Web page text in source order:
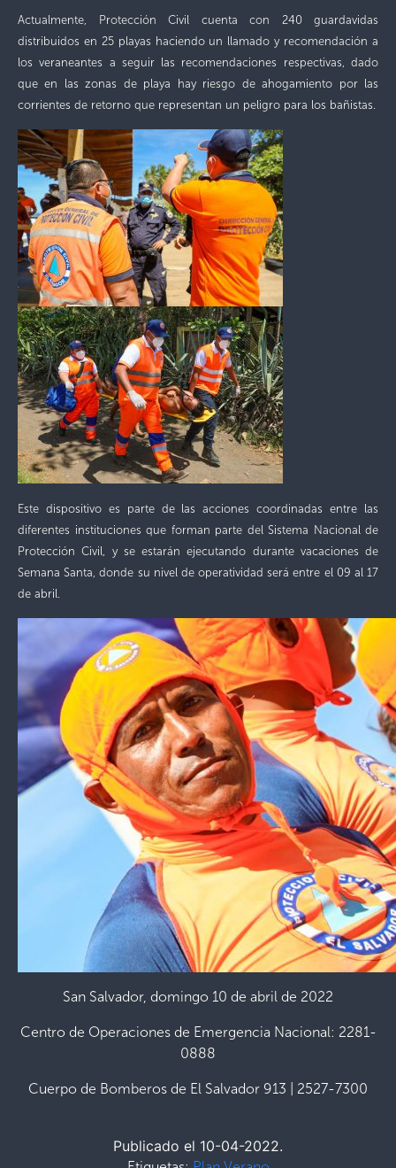
Actualmente, Protección Civil cuenta con 240 guardavidas
distribuidos en 25 playas haciendo un llamado y recomendación a
los veraneantes a seguir las recomendaciones respectivas, dado
que en las zonas de playa hay riesgo de ahogamiento por las
corrientes de retorno que representan un peligro para los bañistas.
Este dispositivo es parte de las acciones coordinadas entre las
diferentes instituciones que forman parte del Sistema Nacional de
Protección Civil, y se estarán ejecutando durante vacaciones de
Semana Santa, donde su nivel de operatividad será entre el 09 al 17
de abril.
San Salvador, domingo 10 de abril de 2022
Centro de Operaciones de Emergencia Nacional: 2281-
0888
Cuerpo de Bomberos de El Salvador 913 | 2527-7300
Publicado el 10-04-2022.